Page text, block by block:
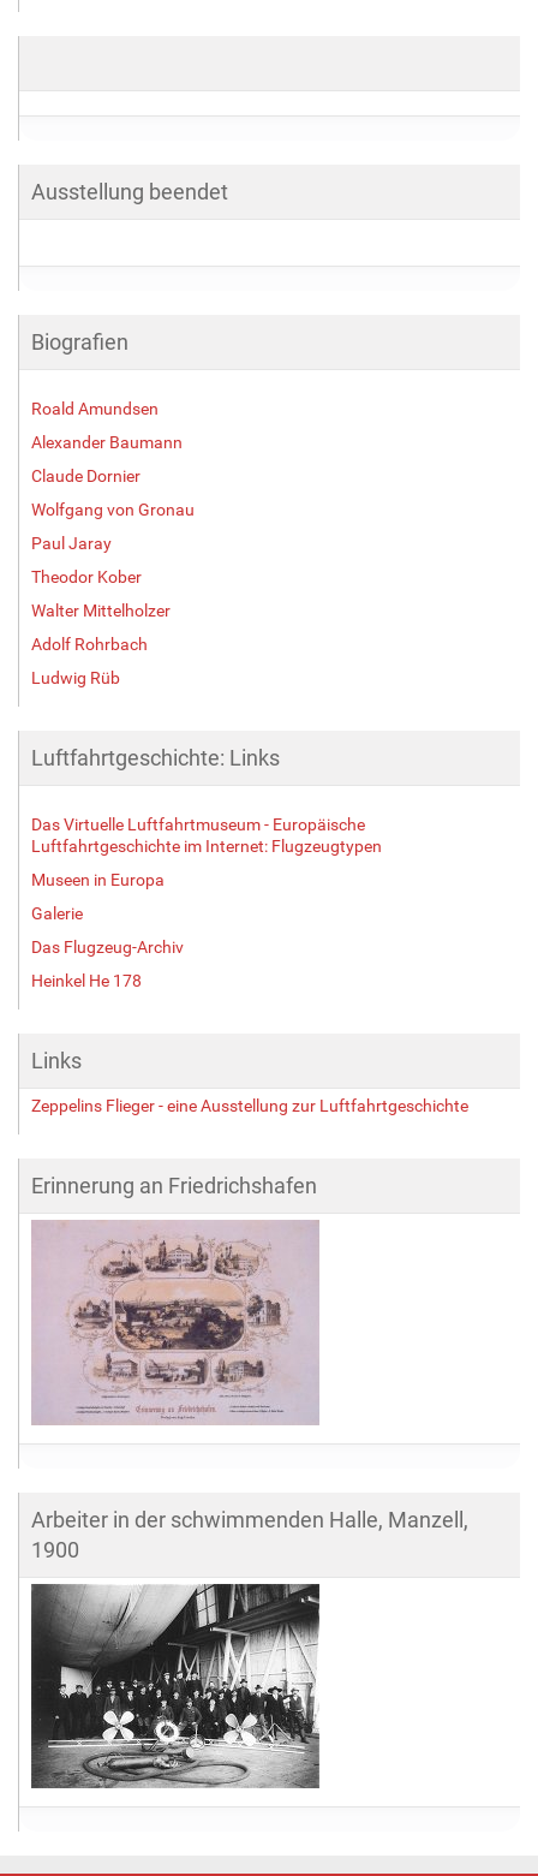
Ausstellung beendet
Biografien
Roald Amundsen
Alexander Baumann
Claude Dornier
Wolfgang von Gronau
Paul Jaray
Theodor Kober
Walter Mittelholzer
Adolf Rohrbach
Ludwig Rüb
Luftfahrtgeschichte: Links
Das Virtuelle Luftfahrtmuseum - Europäische
Luftfahrtgeschichte im Internet: Flugzeugtypen
Museen in Europa
Galerie
Das Flugzeug-Archiv
Heinkel He 178
Links
Zeppelins Flieger - eine Ausstellung zur Luftfahrtgeschichte
Erinnerung an Friedrichshafen
Arbeiter in der schwimmenden Halle, Manzell,
1900